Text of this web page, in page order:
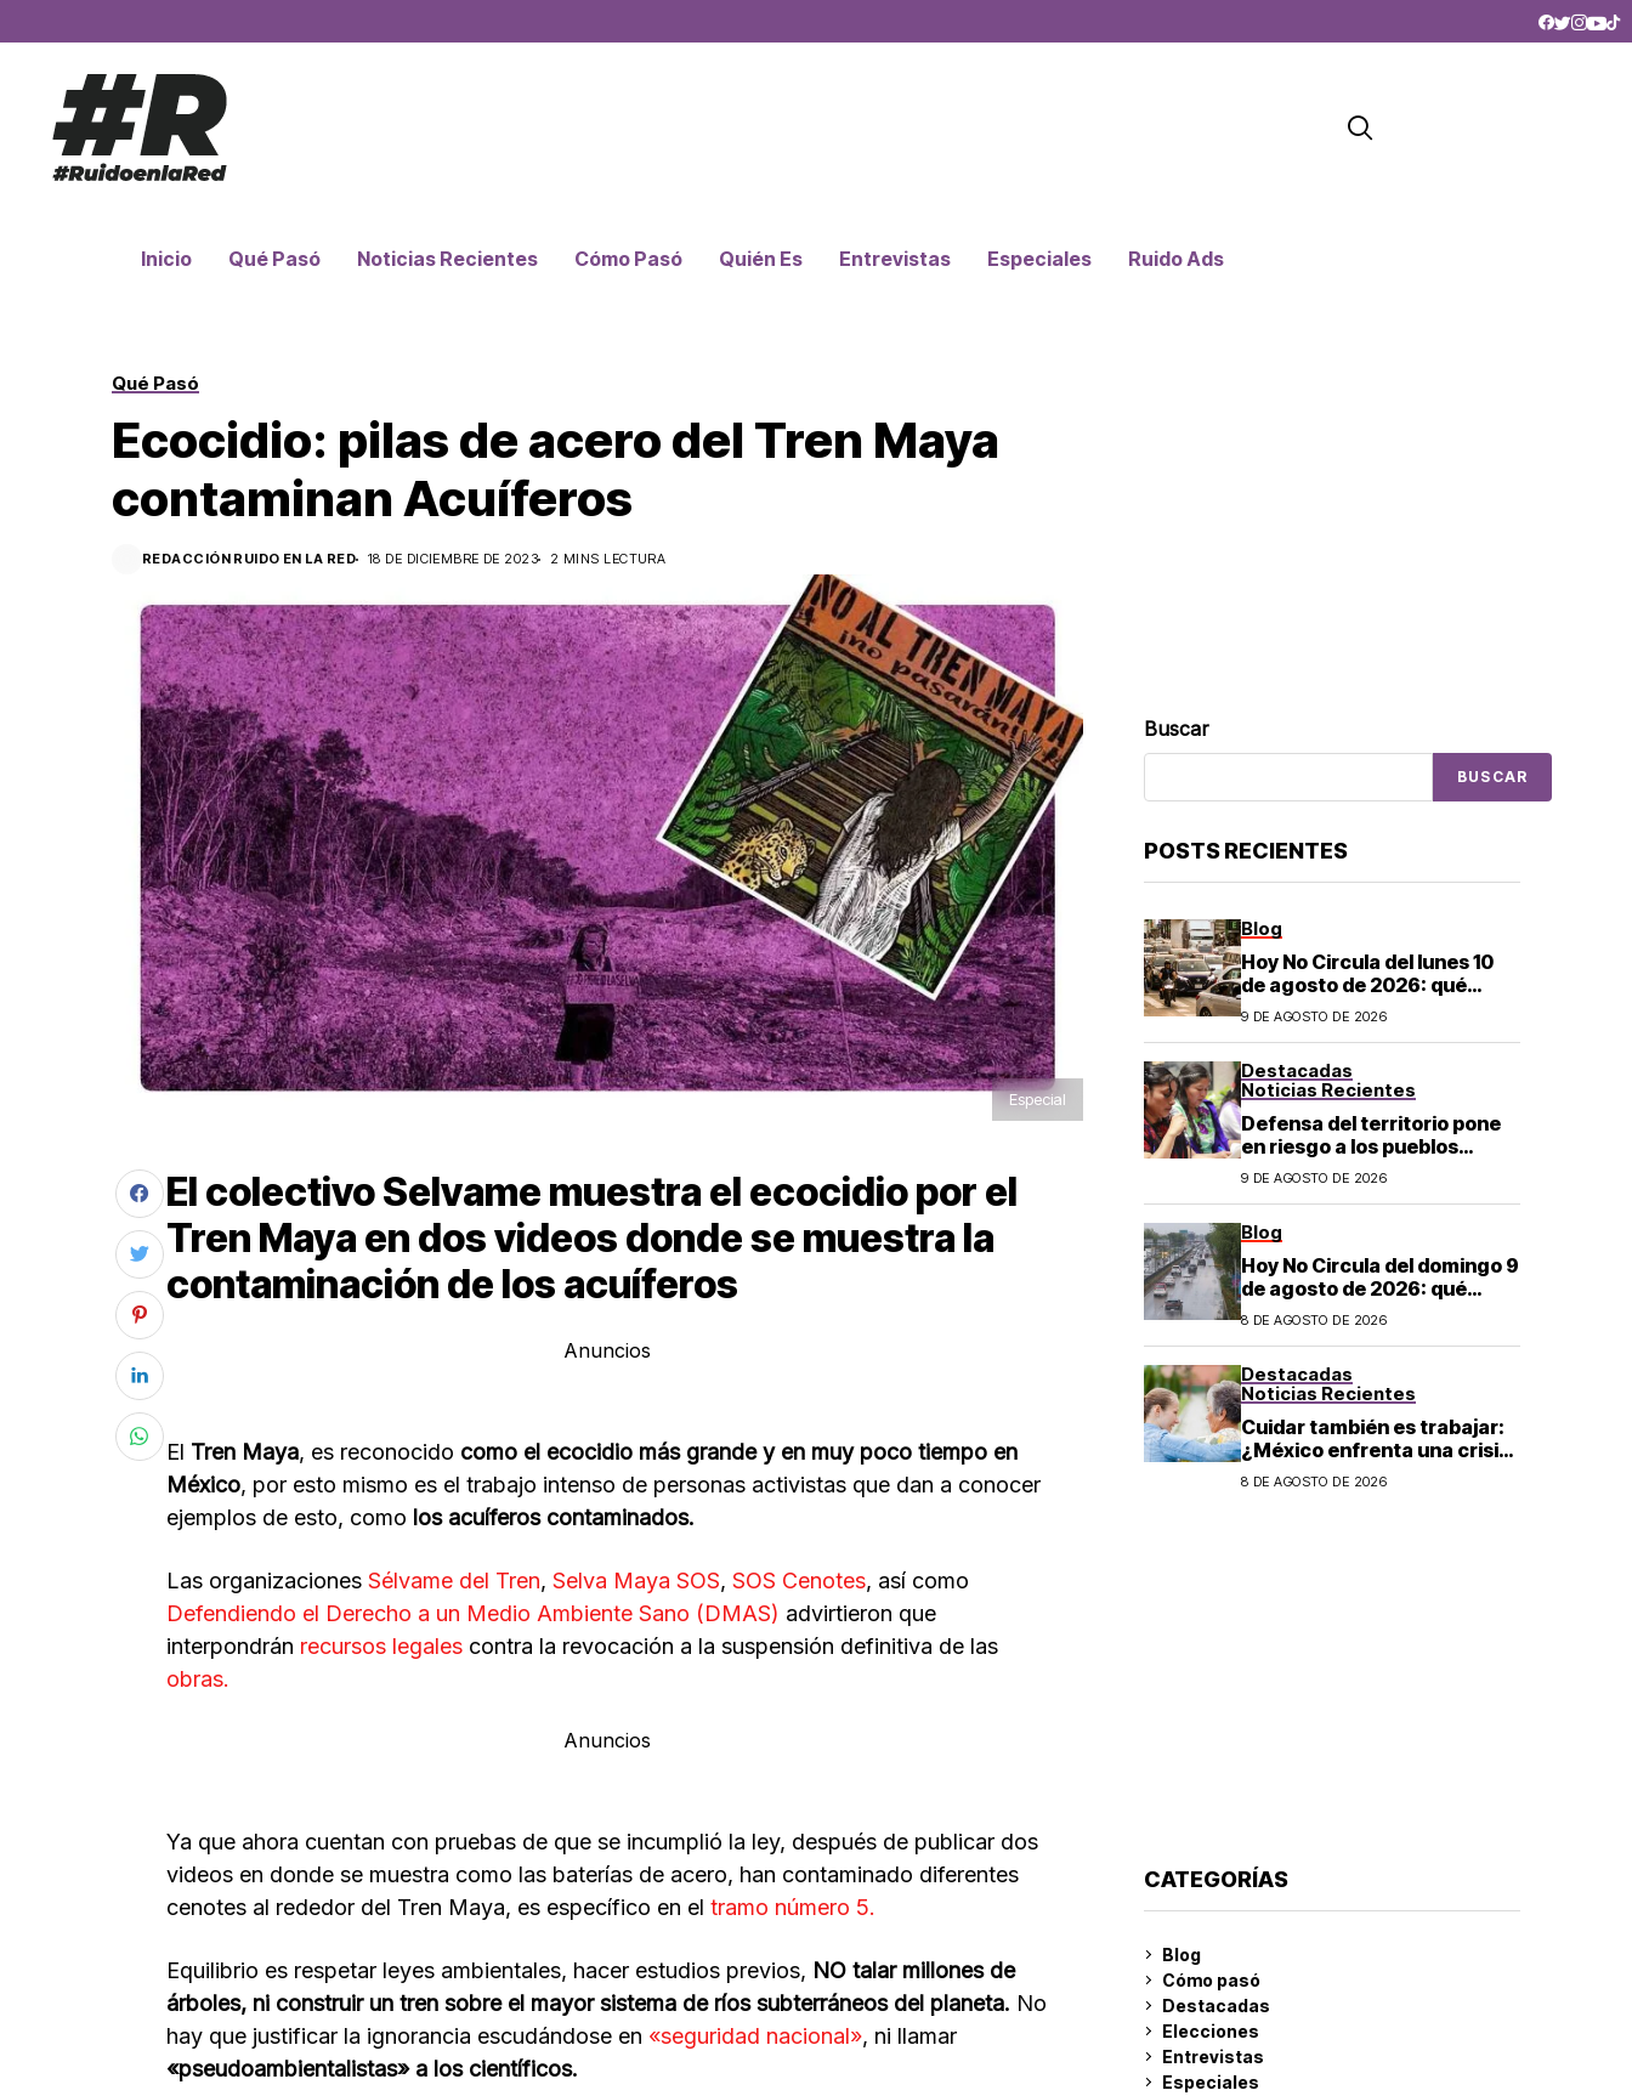
Inicio Qué Pasó Noticias Recientes Cómo Pasó Quién Es Entrevistas Especiales Ruido Ads
Qué Pasó
Ecocidio: pilas de acero del Tren Maya
contaminan Acuíferos
REDACCIÓN RUIDO EN LA RED 18 DE DICIEMBRE DE 2023 2 MINS LECTURA
Especial
El colectivo Selvame muestra el ecocidio por el
Tren Maya en dos videos donde se muestra la
contaminación de los acuíferos
Anuncios
El Tren Maya, es reconocido como el ecocidio más grande y en muy poco tiempo en
México, por esto mismo es el trabajo intenso de personas activistas que dan a conocer
ejemplos de esto, como los acuíferos contaminados.
Las organizaciones Sélvame del Tren, Selva Maya SOS, SOS Cenotes, así como
Defendiendo el Derecho a un Medio Ambiente Sano (DMAS) advirtieron que
interpondrán recursos legales contra la revocación a la suspensión definitiva de las
obras.
Anuncios
Ya que ahora cuentan con pruebas de que se incumplió la ley, después de publicar dos
videos en donde se muestra como las baterías de acero, han contaminado diferentes
cenotes al rededor del Tren Maya, es específico en el tramo número 5.
Equilibrio es respetar leyes ambientales, hacer estudios previos, NO talar millones de
árboles, ni construir un tren sobre el mayor sistema de ríos subterráneos del planeta. No
hay que justificar la ignorancia escudándose en «seguridad nacional», ni llamar
«pseudoambientalistas» a los científicos.
Buscar
BUSCAR
POSTS RECIENTES
Blog
Hoy No Circula del lunes 10
de agosto de 2026: qué
autos descansan y no
los horarios oficiales
9 DE AGOSTO DE 2026
Destacadas
Noticias Recientes
Defensa del territorio pone
en riesgo a los pueblos
indígenas: documenta más
9 DE AGOSTO DE 2026
Blog
Hoy No Circula del domingo 9
de agosto de 2026: qué
autos descansan y no
los horarios oficiales
8 DE AGOSTO DE 2026
Destacadas
Noticias Recientes
Cuidar también es trabajar:
¿México enfrenta una crisis
de cuidados?
8 DE AGOSTO DE 2026
CATEGORÍAS
Blog
Cómo pasó
Destacadas
Elecciones
Entrevistas
Especiales